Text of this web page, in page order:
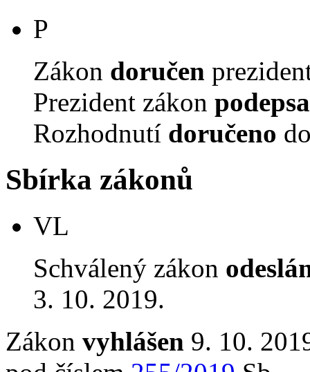
P
Zákon doručen
Prezident zákon
Rozhodnutí doručeno
Sbírka zákonů
VL
Schválený zákon
3. 10. 2019.
Zákon vyhlášen 9. 10.